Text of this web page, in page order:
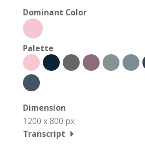
Dominant Color
Palette
Dimension
1200 x 800 px
Transcript